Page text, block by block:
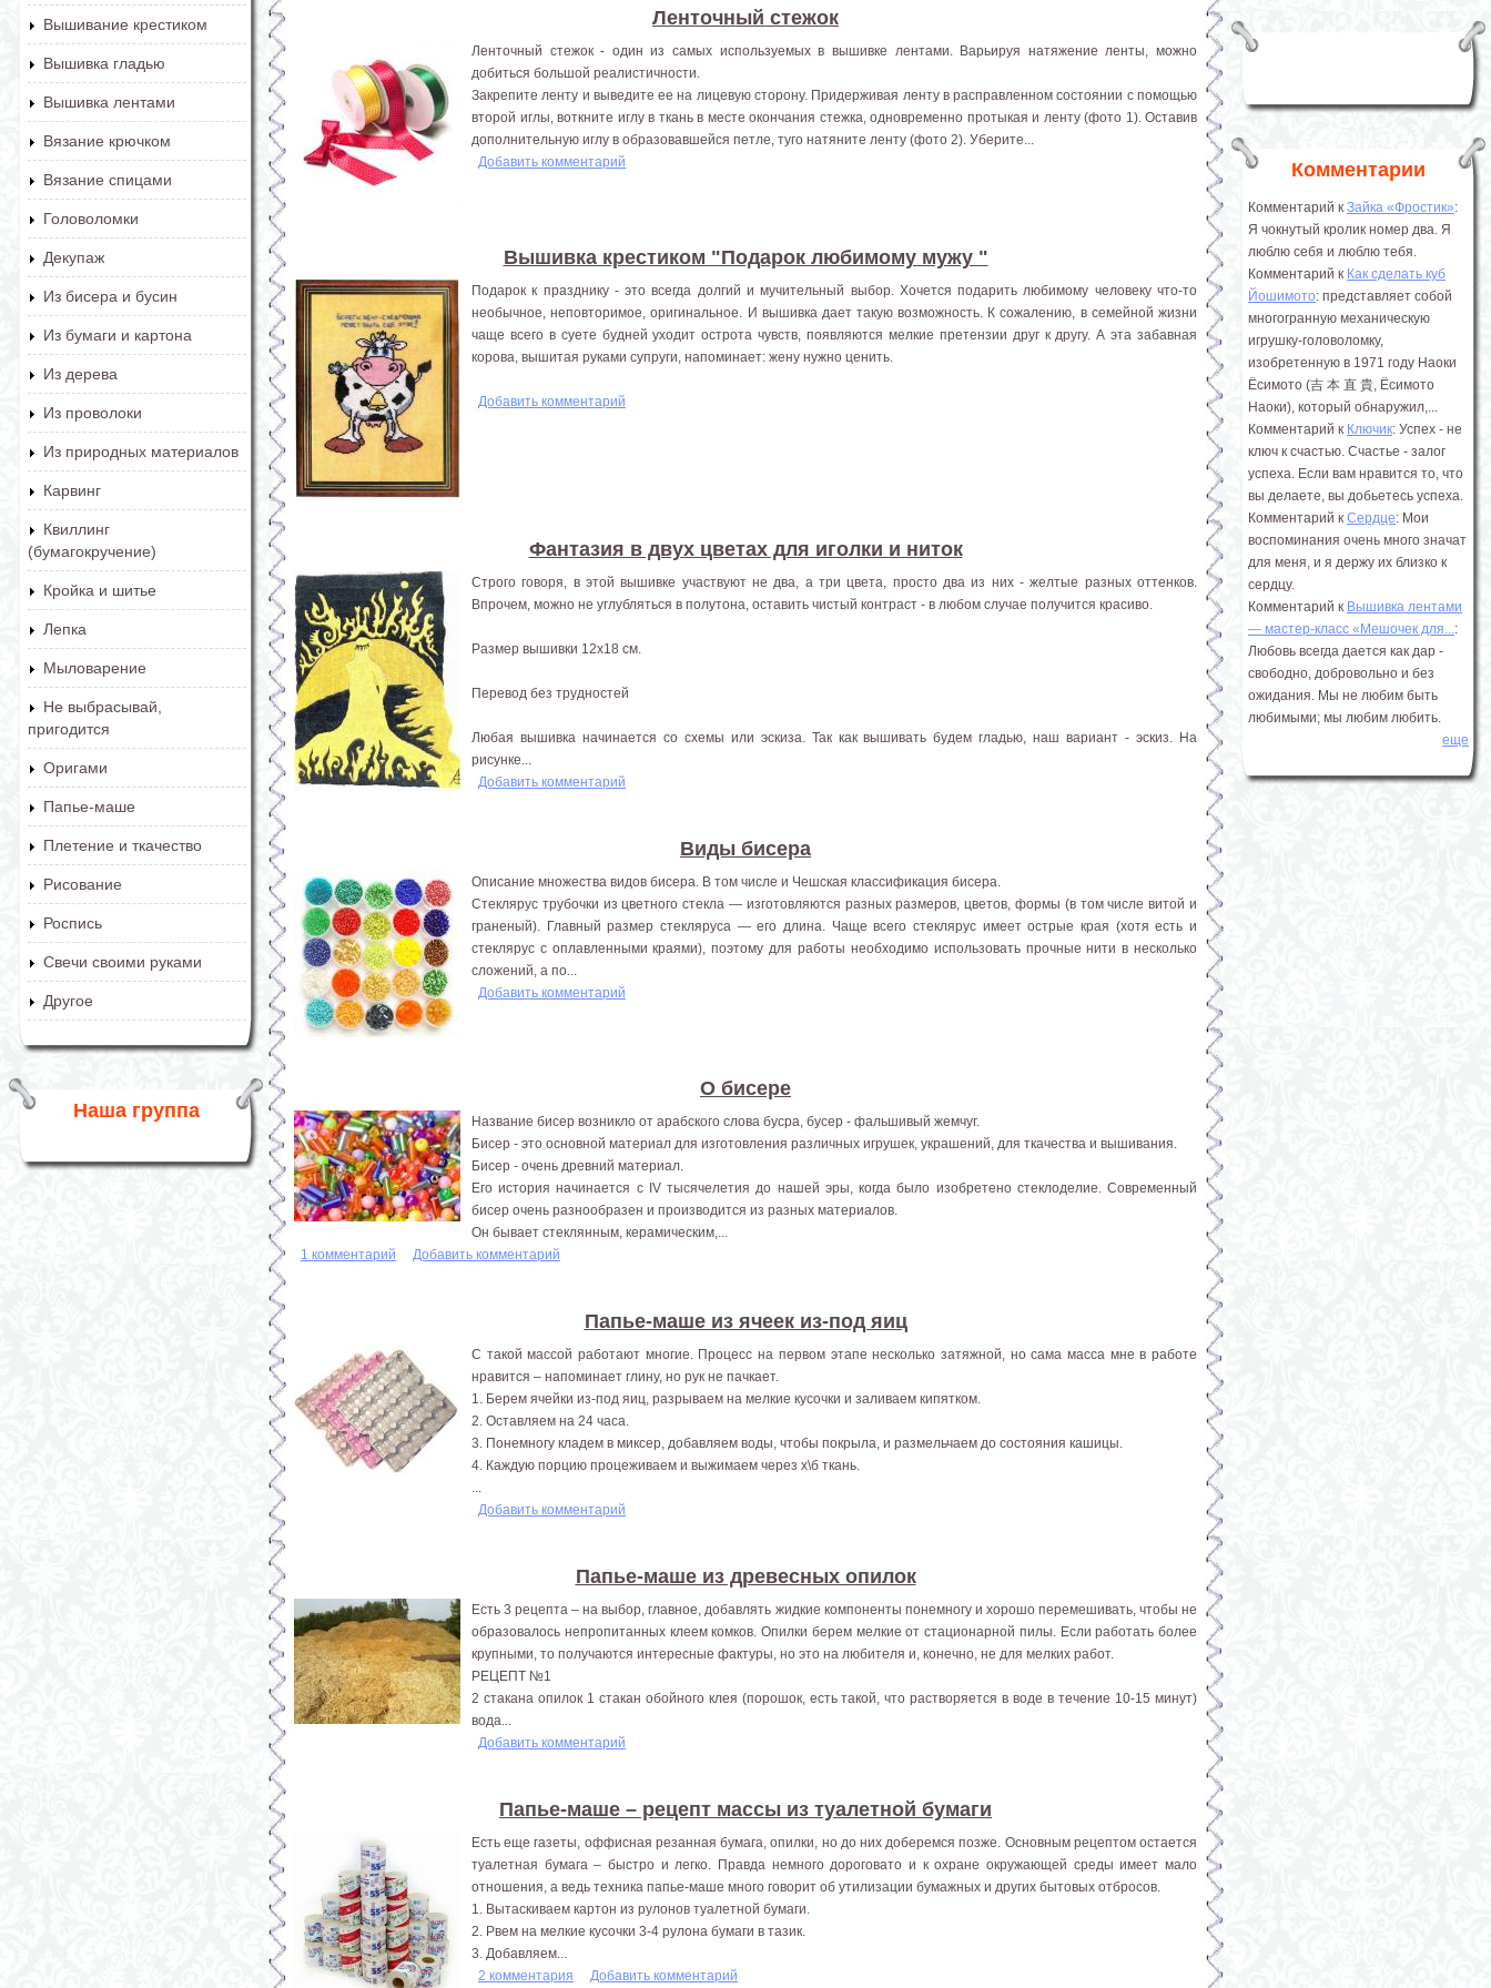
Вышивание крестиком
Вышивка гладью
Вышивка лентами
Вязание крючком
Вязание спицами
Головоломки
Декупаж
Из бисера и бусин
Из бумаги и картона
Из дерева
Из проволоки
Из природных материалов
Карвинг
Квиллинг
(бумагокручение)
Кройка и шитье
Лепка
Мыловарение
Не выбрасывай,
пригодится
Оригами
Папье-маше
Плетение и ткачество
Рисование
Роспись
Свечи своими руками
Другое
Наша группа
Ленточный стежок
Ленточный стежок - один из самых используемых в вышивке лентами. Варьируя натяжение ленты, можно
добиться большой реалистичности.
Закрепите ленту и выведите ее на лицевую сторону. Придерживая ленту в расправленном состоянии с помощью
второй иглы, воткните иглу в ткань в месте окончания стежка, одновременно протыкая и ленту (фото 1). Оставив
дополнительную иглу в образовавшейся петле, туго натяните ленту (фото 2). Уберите...
Добавить комментарий
Вышивка крестиком "Подарок любимому мужу "
Подарок к празднику - это всегда долгий и мучительный выбор. Хочется подарить любимому человеку что-то
необычное, неповторимое, оригинальное. И вышивка дает такую возможность. К сожалению, в семейной жизни
чаще всего в суете будней уходит острота чувств, появляются мелкие претензии друг к другу. А эта забавная
корова, вышитая руками супруги, напоминает: жену нужно ценить.
Добавить комментарий
Фантазия в двух цветах для иголки и ниток
Строго говоря, в этой вышивке участвуют не два, а три цвета, просто два из них - желтые разных оттенков.
Впрочем, можно не углубляться в полутона, оставить чистый контраст - в любом случае получится красиво.
Размер вышивки 12x18 см.
Перевод без трудностей
Любая вышивка начинается со схемы или эскиза. Так как вышивать будем гладью, наш вариант - эскиз. На
рисунке...
Добавить комментарий
Виды бисера
Описание множества видов бисера. В том числе и Чешская классификация бисера.
Стеклярус трубочки из цветного стекла — изготовляются разных размеров, цветов, формы (в том числе витой и
граненый). Главный размер стекляруса — его длина. Чаще всего стеклярус имеет острые края (хотя есть и
стеклярус с оплавленными краями), поэтому для работы необходимо использовать прочные нити в несколько
сложений, а по...
Добавить комментарий
О бисере
Название бисер возникло от арабского слова бусра, бусер - фальшивый жемчуг.
Бисер - это основной материал для изготовления различных игрушек, украшений, для ткачества и вышивания.
Бисер - очень древний материал.
Его история начинается с IV тысячелетия до нашей эры, когда было изобретено стеклоделие. Современный
бисер очень разнообразен и производится из разных материалов.
Он бывает стеклянным, керамическим,...
1 комментарий
Добавить комментарий
Папье-маше из ячеек из-под яиц
С такой массой работают многие. Процесс на первом этапе несколько затяжной, но сама масса мне в работе
нравится – напоминает глину, но рук не пачкает.
1. Берем ячейки из-под яиц, разрываем на мелкие кусочки и заливаем кипятком.
2. Оставляем на 24 часа.
3. Понемногу кладем в миксер, добавляем воды, чтобы покрыла, и размельчаем до состояния кашицы.
4. Каждую порцию процеживаем и выжимаем через х\б ткань.
Добавить комментарий
Папье-маше из древесных опилок
Есть 3 рецепта – на выбор, главное, добавлять жидкие компоненты понемногу и хорошо перемешивать, чтобы не
образовалось непропитанных клеем комков. Опилки берем мелкие от стационарной пилы. Если работать более
крупными, то получаются интересные фактуры, но это на любителя и, конечно, не для мелких работ.
РЕЦЕПТ №1
2 стакана опилок 1 стакан обойного клея (порошок, есть такой, что растворяется в воде в течение 10-15 минут)
вода...
Добавить комментарий
Папье-маше – рецепт массы из туалетной бумаги
Есть еще газеты, оффисная резанная бумага, опилки, но до них доберемся позже. Основным рецептом остается
туалетная бумага – быстро и легко. Правда немного дороговато и к охране окружающей среды имеет мало
отношения, а ведь техника папье-маше много говорит об утилизации бумажных и других бытовых отбросов.
1. Вытаскиваем картон из рулонов туалетной бумаги.
2. Рвем на мелкие кусочки 3-4 рулона бумаги в тазик.
3. Добавляем...
2 комментария
Добавить комментарий
Комментарии
Комментарий к Зайка «Фростик»:
Я чокнутый кролик номер два. Я
люблю себя и люблю тебя.
Комментарий к Как сделать куб
Йошимото: представляет собой
многогранную механическую
игрушку-головоломку,
изобретенную в 1971 году Наоки
Ёсимото (吉 本 直 貴, Ёсимото
Наоки), который обнаружил,...
Комментарий к Ключик: Успех - не
ключ к счастью. Счастье - залог
успеха. Если вам нравится то, что
вы делаете, вы добьетесь успеха.
Комментарий к Сердце: Мои
воспоминания очень много значат
для меня, и я держу их близко к
сердцу.
Комментарий к Вышивка лентами
― мастер-класс «Мешочек для...:
Любовь всегда дается как дар -
свободно, добровольно и без
ожидания. Мы не любим быть
любимыми; мы любим любить.
еще